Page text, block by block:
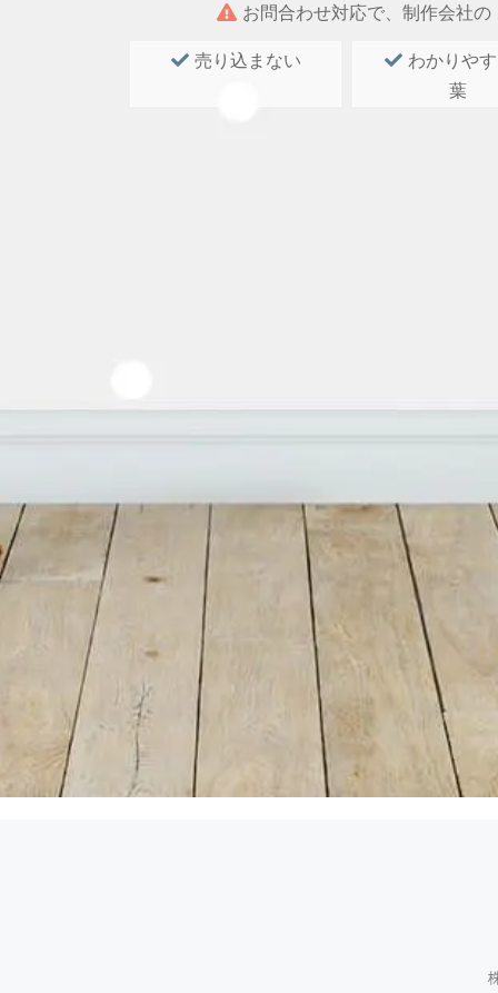
お問合わせ対応で、制作会社の
売り込まない
わかりや
葉